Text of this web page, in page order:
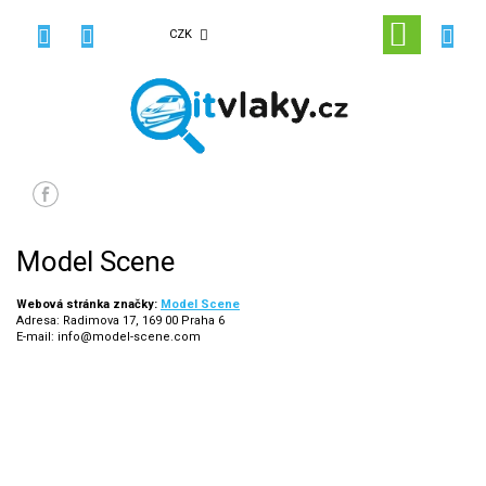
CZK
KOŠÍK
Model Scene
Webová stránka značky: Model Scene
Adresa: Radimova 17, 169 00 Praha 6
E-mail: info@model-scene.com